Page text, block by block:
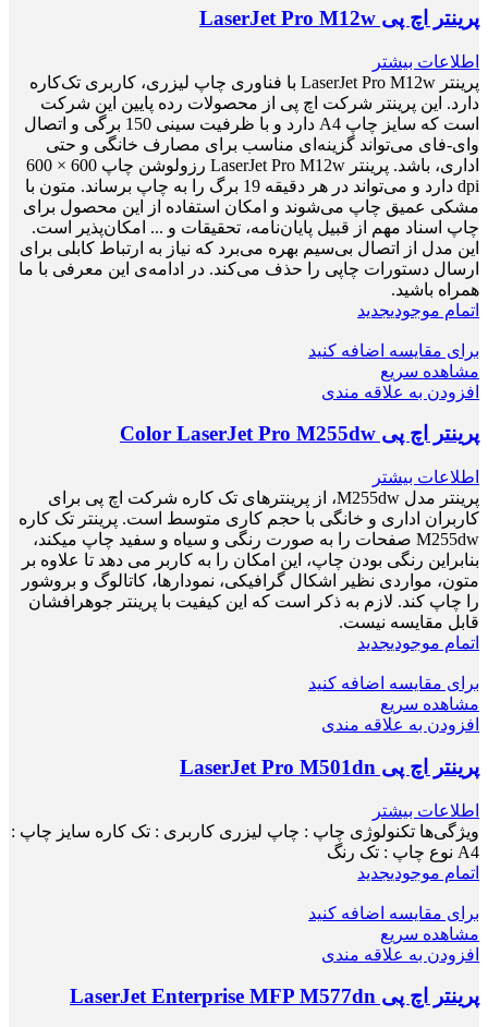
پرینتر اچ پی LaserJet Pro M12w
اطلاعات بیشتر
پرینتر LaserJet Pro M12w با فناوری چاپ لیزری، کاربری تک‌کاره
دارد. این پرینتر شرکت اچ پی از محصولات رده پایین این شرکت
است که سایز چاپ A4 دارد و با ظرفیت سینی 150 برگی و اتصال
وای-فای می‌تواند گزینه‌ای مناسب برای مصارف خانگی و حتی
اداری، باشد. پرینتر LaserJet Pro M12w رزولوشن چاپ 600 × 600
dpi دارد و می‌تواند در هر دقیقه 19 برگ را به چاپ برساند. متون با
مشکی عمیق چاپ می‌شوند و امکان استفاده از این محصول برای
چاپ اسناد مهم از قبیل پایان‌نامه، تحقیقات و ... امکان‌پذیر است.
این مدل از اتصال بی‌سیم بهره می‌برد که نیاز به ارتباط کابلی برای
ارسال دستورات چاپی را حذف می‌کند. در ادامه‌ی این معرفی با ما
همراه باشید.
اتمام موجودیجدید
برای مقایسه اضافه کنید
مشاهده سریع
افزودن به علاقه مندی
پرینتر اچ پی Color LaserJet Pro M255dw
اطلاعات بیشتر
پرینتر مدل M255dw، از پرینترهای تک کاره شرکت اچ پی برای
کاربران اداری و خانگی با حجم کاری متوسط است. پرینتر تک کاره
M255dw صفحات را به صورت رنگی و سیاه و سفید چاپ میکند،
بنابراین رنگی بودن چاپ، این امکان را به کاربر می ‌دهد تا علاوه بر
متون، مواردی نظیر اشکال گرافیکی، نمودارها، کاتالوگ‌ و بروشور
را چاپ کند. لازم به ذکر است که این کیفیت با پرینتر جوهرافشان
قابل ‌مقایسه نیست.
اتمام موجودیجدید
برای مقایسه اضافه کنید
مشاهده سریع
افزودن به علاقه مندی
پرینتر اچ پی LaserJet Pro M501dn
اطلاعات بیشتر
ویژگی‌ها تکنولوژی چاپ : چاپ لیزری کاربری : تک کاره سایز چاپ :
A4 نوع چاپ : تک رنگ
اتمام موجودیجدید
برای مقایسه اضافه کنید
مشاهده سریع
افزودن به علاقه مندی
پرینتر اچ پی LaserJet Enterprise MFP M577dn